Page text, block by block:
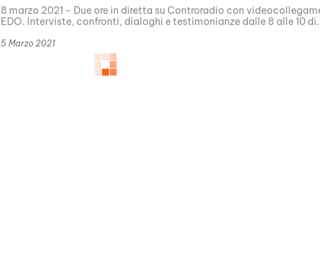
8 marzo 2021 - Due ore in diretta su Controradio con
EDO. Interviste, confronti, dialoghi e testimonianze dalle 8 alle 10
5 Marzo 2021